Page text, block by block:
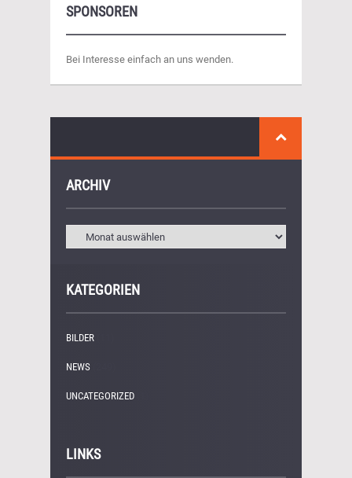
SPONSOREN
Bei Interesse einfach an uns wenden.
ARCHIV
KATEGORIEN
BILDER
NEWS
UNCATEGORIZED
LINKS